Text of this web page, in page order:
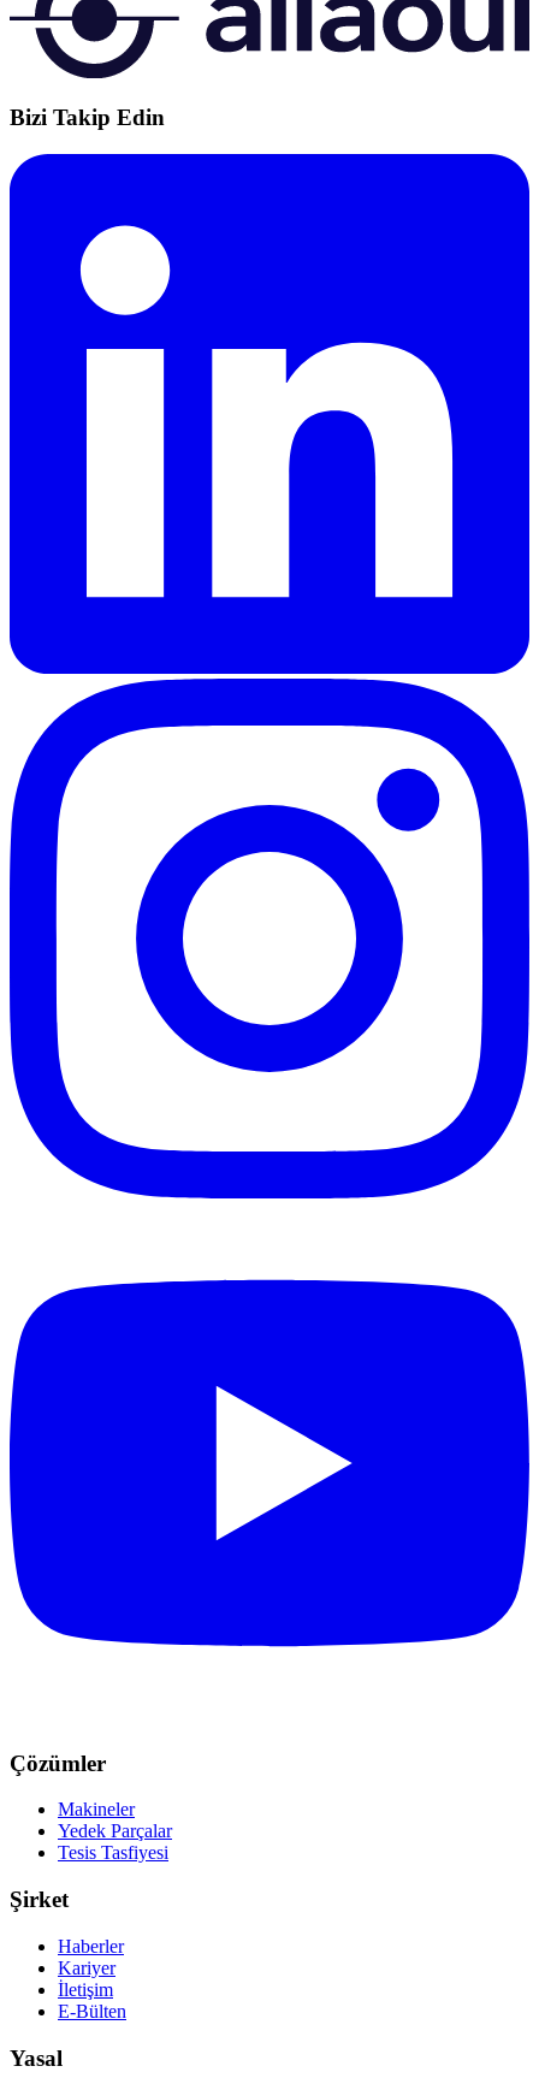
Bizi Takip Edin
Çözümler
Makineler
Yedek Parçalar
Tesis Tasfiyesi
Şirket
Haberler
Kariyer
İletişim
E-Bülten
Yasal